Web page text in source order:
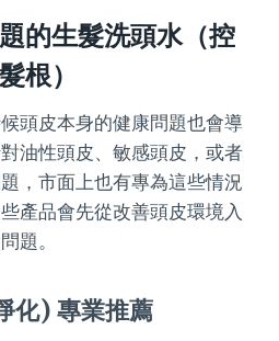
的生髮洗頭水（控
根）
頭皮本身的健康問題也會導
油性頭皮、敏感頭皮，或者
，市面上也有專為這些情況
產品會先從改善頭皮環境入
題。
化) 專業推薦